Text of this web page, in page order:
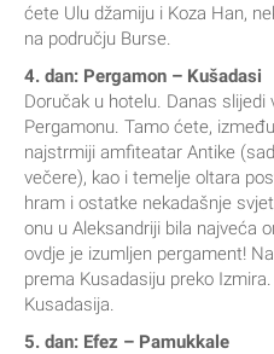
ćete Ulu džamiju i Koza Han,
na području Burse.
4. dan: Pergamon – Kušadasi
Doručak u hotelu. Danas slijedi
Pergamonu. Tamo ćete,
najstrmiji amfiteatar Antike
večere), kao i temelje oltara
hram i ostatke nekadašnje
onu u Aleksandriji bila najveća
ovdje je izumljen pergament!
prema Kusadasiju preko
Kusadasija.
5. dan: Efez – Pamukkale